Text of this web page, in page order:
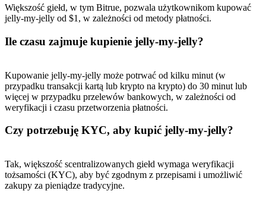
Większość giełd, w tym Bitrue, pozwala użytkownikom kupować
jelly-my-jelly od $1, w zależności od metody płatności.
Ile czasu zajmuje kupienie jelly-my-jelly?
Kupowanie jelly-my-jelly może potrwać od kilku minut (w
przypadku transakcji kartą lub krypto na krypto) do 30 minut lub
więcej w przypadku przelewów bankowych, w zależności od
weryfikacji i czasu przetworzenia płatności.
Czy potrzebuję KYC, aby kupić jelly-my-jelly?
Tak, większość scentralizowanych giełd wymaga weryfikacji
tożsamości (KYC), aby być zgodnym z przepisami i umożliwić
zakupy za pieniądze tradycyjne.